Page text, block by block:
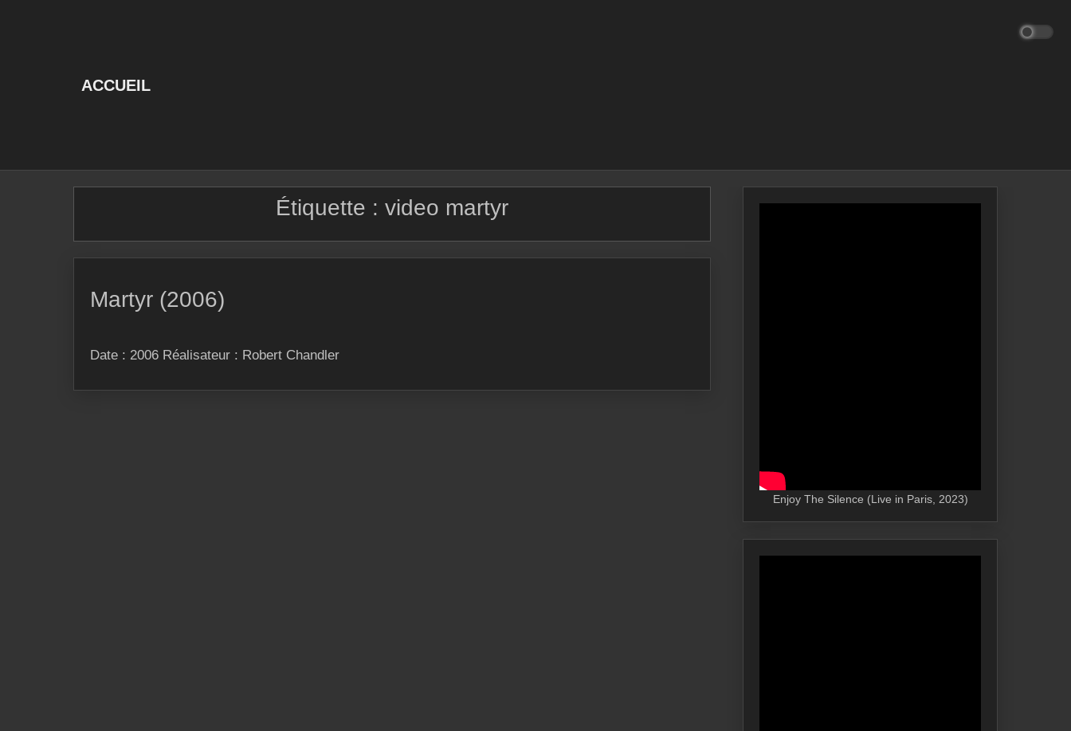
ACCUEIL
Étiquette : video martyr
Martyr (2006)
Date : 2006 Réalisateur : Robert Chandler
Enjoy The Silence (Live in Paris, 2023)